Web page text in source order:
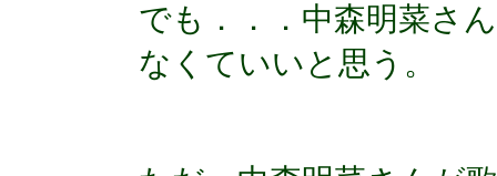
でも．．．中森明菜さ
なくていいと思う。